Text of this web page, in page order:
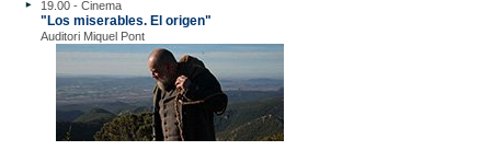
19.00 - Cinema
"Los miserables. El origen"
Auditori Miquel Pont